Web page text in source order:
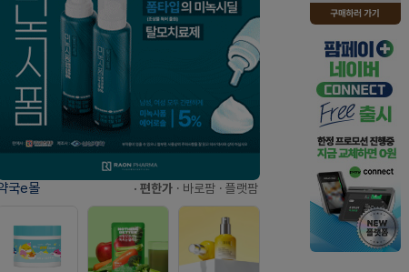
국e몰 · 편한가 · 바로팜 · 플랫팜